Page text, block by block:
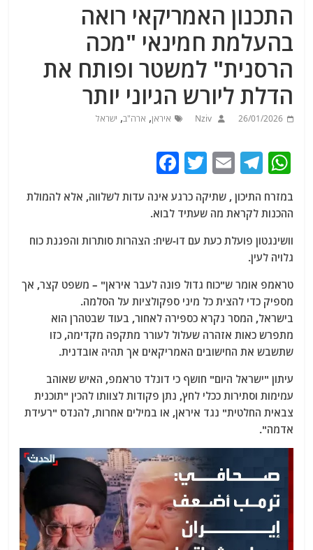
התכנון האמריקאי רואה
בהעלמת חמינאי "מכה
הרסנית" למשטר ופותח את
הדלת ליורש הגיוני יותר
26/01/2026
Nziv איראן, ארה"ב, ישראל
W
at
s
A
p
p
T
e
g
ra
m
E
ai
l
T
itt
er
c
e
b
o
o
k
במזרח התיכון , שתיקה כרגע אינה עדות לשלווה, אלא להמולת
ההכנות לקראת מה שעתיד לבוא.
וושינגטון פועלת כעת עם דו-שיח: הצהרות סותרות והפגנת כוח
גלויה לעין.
טראמפ אומר ש"כוח גדול פונה לעבר איראן" – משפט קצר, אך
מספיק כדי להצית כל מיני ספקולציות על הסלמה.
בישראל, המסר נקרא כספירה לאחור, בעוד שבטהרן הוא
מתפרש כאות אזהרה שעלול לעורר מתקפה מקדימה, כזו
שתשבש את החישובים האמריקאים אך תהיה אובדנית.
עיתון "ישראל היום" חושף כי דונלד טראמפ, האיש שאוהב
עמימות וסתירות ככלי לחץ, נתן פקודות לצוותו להכין "תוכנית
צבאית החלטית" נגד איראן, או במילים אחרות, להנדס "רעידת
אדמה".